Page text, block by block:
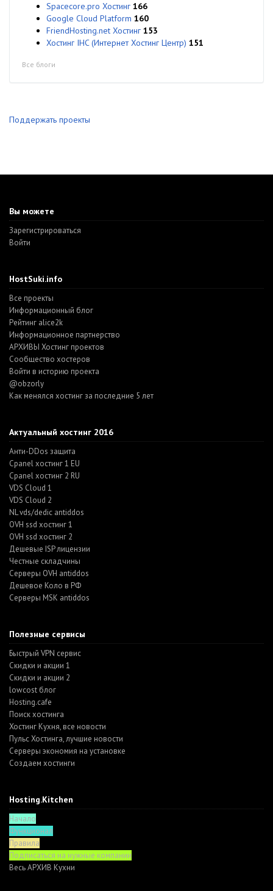
Spacecore.pro Хостинг 166
Google Cloud Platform 160
FriendHosting.net Хостинг 153
Хостинг IHC (Интернет Хостинг Центр) 151
Все блоги
Поддержать проекты
Вы можете
Зарегистрироваться
Войти
HostSuki.info
Все проекты
Информационный блог
Рейтинг alice2k
Информационное партнерство
АРХИВЫ Хостинг проектов
Cообщество хостеров
Войти в историю проекта
@obzorly
Как менялся хостинг за последние 5 лет
Актуальный хостинг 2016
Анти-DDos защита
Cpanel хостинг 1 EU
Cpanel хостинг 2 RU
VDS Cloud 1
VDS Cloud 2
NL vds/dedic antiddos
OVH ssd хостинг 1
OVH ssd хостинг 2
Дешевые ISP лицензии
Честные складчины
Серверы OVH antiddos
Дешевое Коло в РФ
Серверы MSK antiddos
Полезные сервисы
Быстрый VPN сервис
Скидки и акции 1
Скидки и акции 2
lowcost блог
Hosting.cafe
Поиск хостинга
Хостинг Кухня, все новости
Пульс Хостинга, лучшие новости
Серверы экономия на установке
Создаем хостинги
Hosting.Kitchen
Начало
Функционал
Правила
Подписаться на нужные компании
Весь АРХИВ Кухни